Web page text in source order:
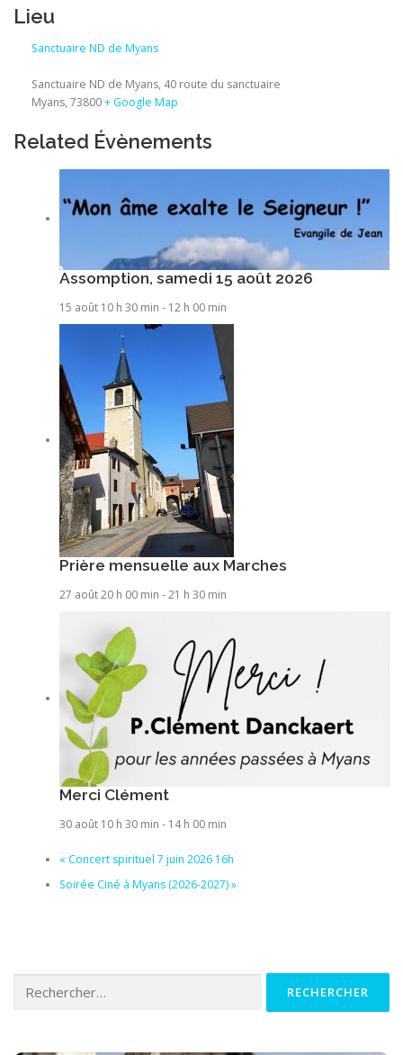
Lieu
Sanctuaire ND de Myans
Sanctuaire ND de Myans, 40 route du sanctuaire
Myans, 73800+ Google Map
Related Évènements
Assomption, samedi 15 août 2026
15 août 10 h 30 min - 12 h 00 min
Prière mensuelle aux Marches
27 août 20 h 00 min -21 h 30 min
Merci Clément
30 août 10 h 30 min - 14 h 00 min
« Concert spirituel 7 juin 2026 16h
Soirée Ciné à Myans (2026-2027)»